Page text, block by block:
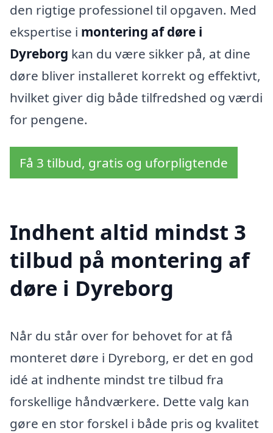
den rigtige professionel til opgaven. Med
ekspertise i montering af døre i
Dyreborg kan du være sikker på, at dine
døre bliver installeret korrekt og effektivt,
hvilket giver dig både tilfredshed og værdi
for pengene.
Få 3 tilbud, gratis og uforpligtende
Indhent altid mindst 3
tilbud på montering af
døre i Dyreborg
Når du står over for behovet for at få
monteret døre i Dyreborg, er det en god
idé at indhente mindst tre tilbud fra
forskellige håndværkere. Dette valg kan
gøre en stor forskel i både pris og kvalitet